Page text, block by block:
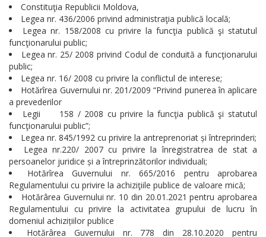
Constituţia Republicii Moldova,
Legea nr. 436/2006 privind administraţia publică locală;
Legea nr. 158/2008 cu privire la funcţia publică şi statutul
funcţionarului public;
Legea nr. 25/ 2008 privind Codul de conduită a funcţionarului
public;
Legea nr. 16/ 2008 cu privire la conflictul de interese;
Hotărîrea Guvernului nr. 201/2009 “Privind punerea în aplicare
a prevederilor
Legii 158 / 2008 cu privire la funcţia publică şi statutul
funcţionarului public”;
Legea nr. 845/1992 cu privire la antreprenoriat și întreprinderi;
Legea nr.220/ 2007 cu privire la înregistratrea de stat a
persoanelor juridice și a întreprinzătorilor individuali;
Hotărîrea Guvernului nr. 665/2016 pentru aprobarea
Regulamentului cu privire la achiziţiile publice de valoare mică;
Hotărârea Guvernului nr. 10 din 20.01.2021 pentru aprobarea
Regulamentului cu privire la activitatea grupului de lucru în
domeniul achizițiilor publice
Hotărârea Guvernului nr. 778 din 28.10.2020 pentru